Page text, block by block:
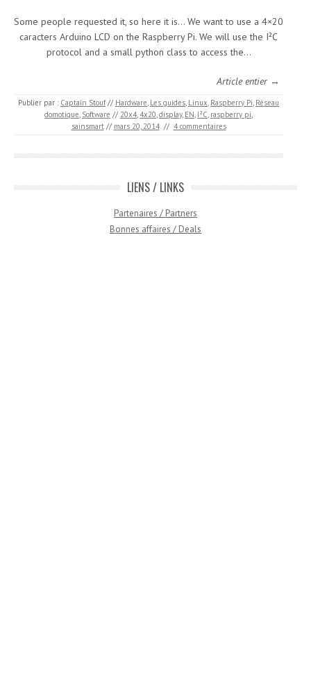
Some people requested it, so here it is… We want to use a 4×20
caracters Arduino LCD on the Raspberry Pi. We will use the I²C
protocol and a small python class to access the…
Article entier →
Publier par : Captain Stouf // Hardware, Les guides, Linux, Raspberry Pi, Réseau
domotique, Software // 20x4,4x20,display, EN, I²C, raspberry pi,
sainsmart // mars 20, 2014 // 4 commentaires
LIENS / LINKS
Partenaires / Partners
Bonnes affaires / Deals